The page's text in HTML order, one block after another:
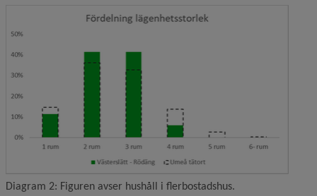
Diagram 2: Figuren avser hushåll i flerbostadshus.